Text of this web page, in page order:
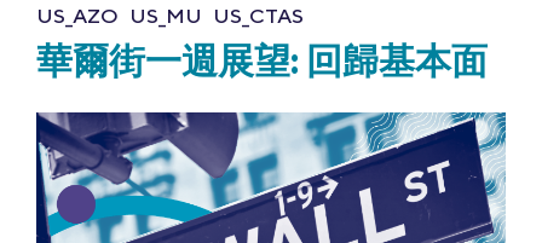
US_AZO US_MU US_CTAS
華爾街一週展望: 回歸基本面